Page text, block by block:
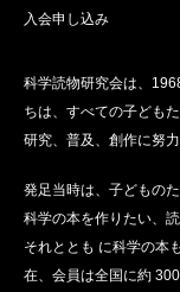
入会申し込み
科学読物研究会は、
ちは、すべての子ども
研究、普及、創作に努
発足当時は、子どもの
科学の本を作りたい、
それととも に科学の本
在、会員は全国に約 300